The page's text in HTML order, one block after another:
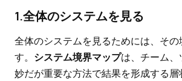
1.全体のシステムを見る
全体のシステムを見るためには、その
す。 システム境界マップは、チーム、
妙だが重要な方法で結果を形成する